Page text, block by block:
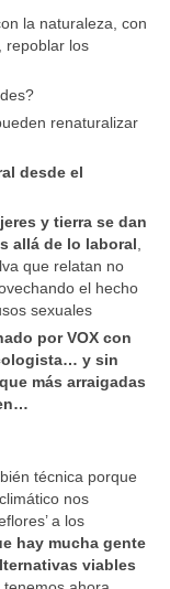
la naturaleza, con
repoblar los
renaturalizar
desde el
y tierra se dan
allá de lo laboral,
que relatan no
el hecho
sexuales
por VOX con
y sin
más arraigadas
técnica porque
nos
a los
hay mucha gente
viables